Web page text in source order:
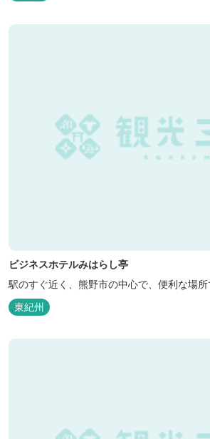
ビジネスホテルみはらし亭
駅のすぐ近く、熊野市の中心で、便利な場所
東紀州